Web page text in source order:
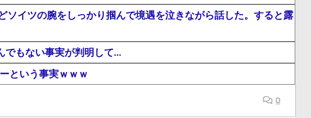
イツの腕をしっかり掴んで境遇を泣きながら話した。すると露
でもない事実が判明して…
という事実ｗｗｗ
0